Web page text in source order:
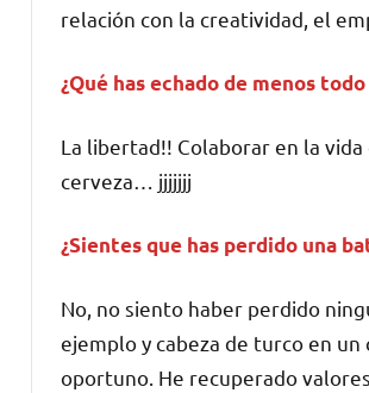
relación con la creatividad, el
¿Qué has echado de menos
La libertad!! Colaborar en la
cerveza… jjjjjjj
¿Sientes que has perdido una
No, no siento haber perdido
ejemplo y cabeza de turco en
oportuno. He recuperado